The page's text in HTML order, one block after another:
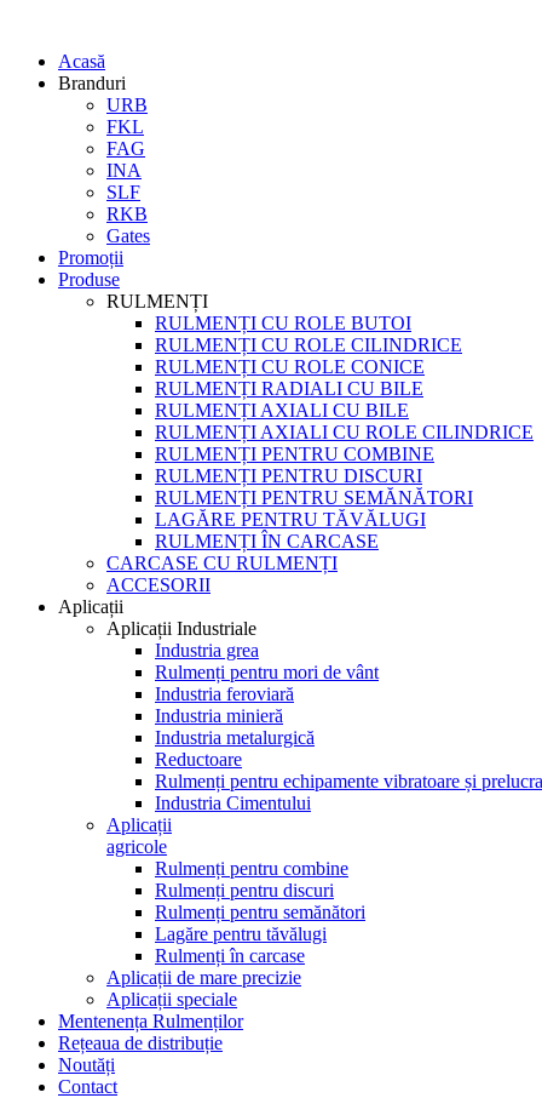
Acasă
Branduri
URB
FKL
FAG
INA
SLF
RKB
Gates
Promoții
Produse
RULMENȚI
RULMENȚI CU ROLE BUTOI
RULMENȚI CU ROLE CILINDRICE
RULMENȚI CU ROLE CONICE
RULMENȚI RADIALI CU BILE
RULMENȚI AXIALI CU BILE
RULMENȚI AXIALI CU ROLE CILINDRICE
RULMENȚI PENTRU COMBINE
RULMENȚI PENTRU DISCURI
RULMENȚI PENTRU SEMĂNĂTORI
LAGĂRE PENTRU TĂVĂLUGI
RULMENȚI ÎN CARCASE
CARCASE CU RULMENȚI
ACCESORII
Aplicații
Aplicații Industriale
Industria grea
Rulmenți pentru mori de vânt
Industria feroviară
Industria minieră
Industria metalurgică
Reductoare
Rulmenți pentru echipamente vibratoare și
Industria Cimentului
Aplicații
agricole
Rulmenți pentru combine
Rulmenți pentru discuri
Rulmenți pentru semănători
Lagăre pentru tăvălugi
Rulmenți în carcase
Aplicații de mare precizie
Aplicații speciale
Mentenența Rulmenților
Rețeaua de distribuție
Noutăți
Contact